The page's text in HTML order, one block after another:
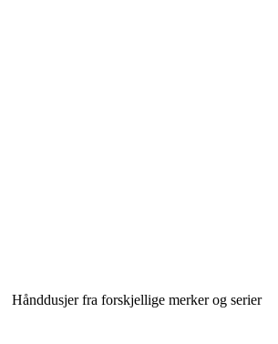
Hånddusjer fra forskjellige merker og serier